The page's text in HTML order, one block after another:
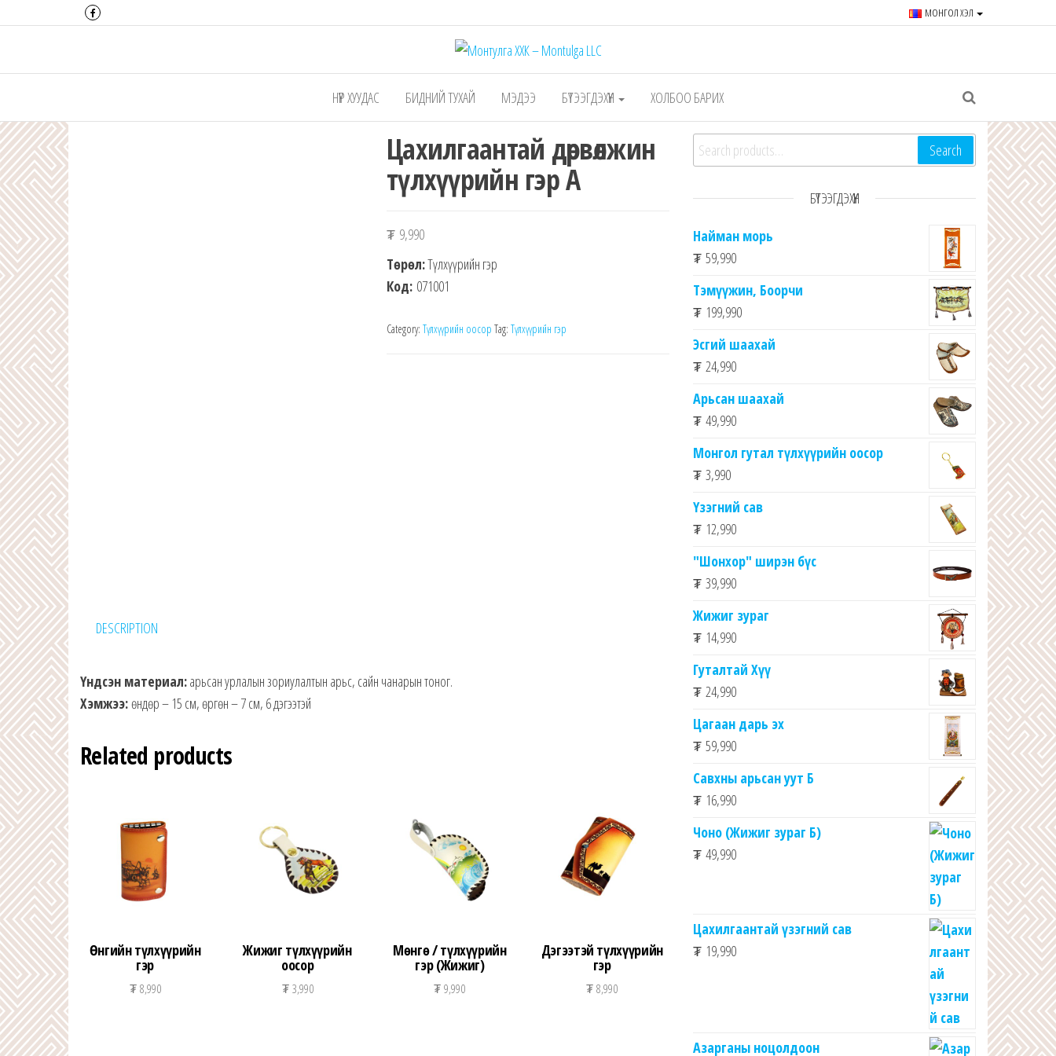
МОНГОЛ ХЭЛ
Монтулга ХХК – Montulga LLC
Mongolian leading manufacturer of leather souvenirs and goods since
НҮҮР ХУУДАС БИДНИЙ ТУХАЙ МЭДЭЭ БҮТЭЭГДЭХҮҮН ХОЛБОО БАРИХ
Цахилгаантай дөрвөлжин
түлхүүрийн гэр А
₮ 9,990
Төрөл:Түлхүүрийн гэр
Код: 071001
Category: Түлхүүрийн оосор Tag: Түлхүүрийн гэр
DESCRIPTION
Үндсэн материал:арьсан урлалын зориулалтын арьс, сайн чанарын тоног.
Хэмжээ:өндөр – 15 см, өргөн – 7 см, 6 дэгээтэй
Related products
Өнгийн түлхүүрийн
гэр
₮8,990
Жижиг түлхүүрийн
оосор
₮3,990
Мөнгө / түлхүүрийн
гэр (Жижиг)
₮9,990
Дэгээтэй түлхүүрийн
гэр
₮8,990
Search for: Search
БҮТЭЭГДЭХҮҮН
Найман морь
₮ 59,990
Тэмүүжин, Боорчи
₮ 199,990
Эсгий шаахай
₮ 24,990
Арьсан шаахай
₮ 49,990
Монгол гутал түлхүүрийн оосор
₮ 3,990
Үзэгний сав
₮ 12,990
"Шонхор" ширэн бүс
₮ 39,990
Жижиг зураг
₮ 14,990
Гуталтай Хүү
₮ 24,990
Цагаан дарь эх
₮ 59,990
Савхны арьсан уут Б
₮ 16,990
Чоно (Жижиг зураг Б)
₮ 49,990
Цахилгаантай үзэгний сав
₮ 19,990
Азарганы ноцолдоон